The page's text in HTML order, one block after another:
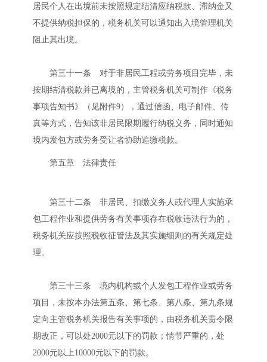
居民个人在出境前未按照规定结清应纳税款、滞纳金又
不提供纳税担保的，税务机关可以通知出入境管理机关
阻止其出境。
第三十一条 对于非居民工程或劳务项目完毕，未
按期结清税款并已离境的，主管税务机关可制作《税务
事项告知书》（见附件9），通过信函、电子邮件、传
真等方式，告知该非居民限期履行纳税义务，同时通知
境内发包方或劳务受让者协助追缴税款。
第五章 法律责任
第三十二条 非居民、扣缴义务人或代理人实施承
包工程作业和提供劳务有关事项存在税收违法行为的，
税务机关应按照税收征管法及其实施细则的有关规定处
理。
第三十三条 境内机构或个人发包工程作业或劳务
项目，未按本办法第五条、第七条、第八条、第九条规
定向主管税务机关报告有关事项的，由税务机关责令限
期改正，可以处2000元以下的罚款；情节严重的，处
2000元以上10000元以下的罚款。